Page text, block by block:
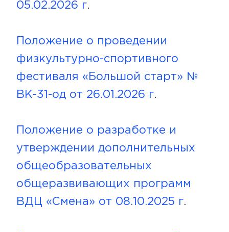
05.02.2026 г.
Положение о проведении
физкультурно-спортивного
фестиваля «Большой старт» №
ВК-31-од от 26.01.2026 г.
Положение о разработке и
утверждении дополнительных
общеобразовательных
общеразвивающих программ
ВДЦ «Смена» от 08.10.2025 г.